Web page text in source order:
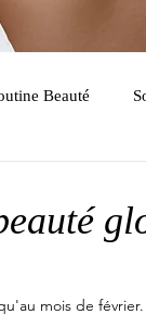
Beauté
mois de février.